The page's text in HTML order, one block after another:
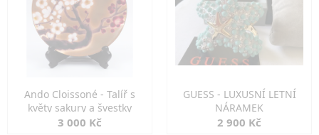
Ando Cloissoné - Talíř s
květy sakury a švestky
3 000 Kč
GUESS - LUXUSNÍ LETNÍ
NÁRAMEK
2 900 Kč